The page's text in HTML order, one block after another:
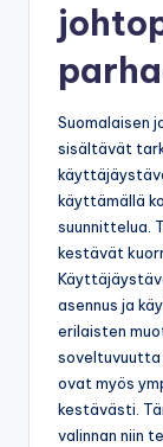
Suomalaisen
sisältävät
käyttämällä
suunnittelua.
kestävät
asennus ja
erilaisten
soveltuvuutta
ovat myös
kestävästi.
valinnan niin